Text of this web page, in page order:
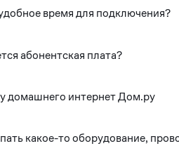
время для подключения?
абонентская плата?
домашнего интернет Дом.ру
какое-то оборудование,